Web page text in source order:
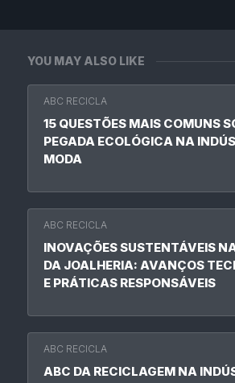
YOU MAY ALSO LIKE
ABC RECICLA
15 QUESTÕES MAIS COMUNS
PEGADA ECOLÓGICA NA
MODA
ABC RECICLA
INOVAÇÕES SUSTENTÁVEIS
DA JOALHERIA: AVANÇOS
E PRÁTICAS RESPONSÁVEIS
ABC RECICLA
ABC DA RECICLAGEM NA